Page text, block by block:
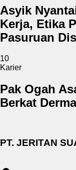
Asyik
Kerja, Etika
Pasuruan
10
Karier
Pak Ogah
Berkat
PT. JERITAN